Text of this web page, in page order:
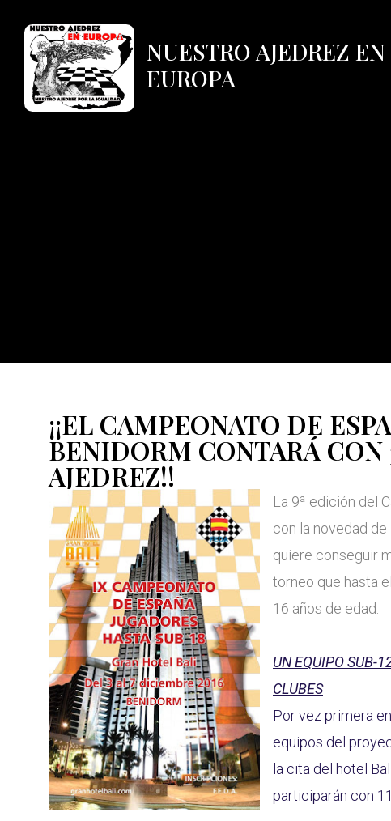
NUESTRO AJEDREZ EN
EUROPA
¡¡EL CAMPEONATO DE
BENIDORM CONTARÁ
AJEDREZ!!
La 9ª edición del
con la novedad
quiere conseguir
torneo que hasta
16 años de edad.
UN EQUIPO SUB-
CLUBES
Por vez primera
equipos del
la cita del hotel
participarán con